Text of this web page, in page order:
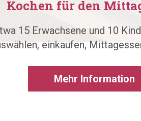
Kochen für den
15 Erwachsene und 10
einkaufen,
Mehr Information